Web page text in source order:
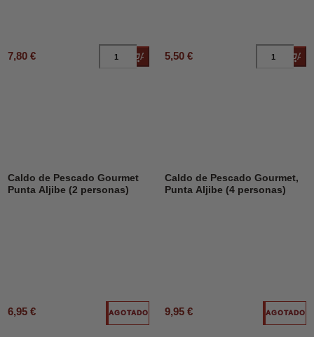
7,80 € Añadir al carrito
5,50 €
Caldo de Pescado Gourmet
Punta Aljibe (2 personas)
6,95 € AGOTADO
Caldo de Pescado Gourmet,
Punta Aljibe (4 personas)
9,95 € AGOTADO